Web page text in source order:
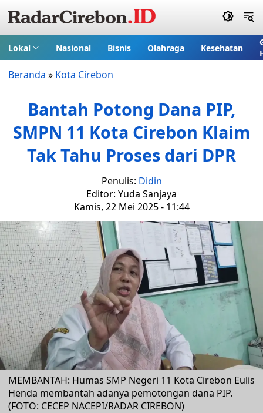
Lokal Nasional Bisnis Olahraga Kesehatan
Beranda » Kota Cirebon
Bantah Potong Dana PIP,
SMPN 11 Kota Cirebon Klaim
Tak Tahu Proses dari DPR
Penulis: Didin
Editor: Yuda Sanjaya
Kamis, 22 Mei 2025 - 11:44
MEMBANTAH: Humas SMP Negeri 11 Kota Cirebon Eulis
Henda membantah adanya pemotongan dana PIP.
(FOTO: CECEP NACEPI/RADAR CIREBON)